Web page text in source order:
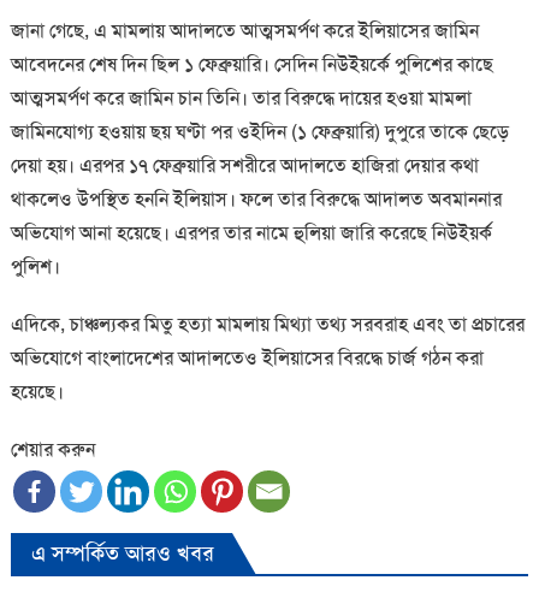
জানা গেছে, এ মামলায় আদালতে আত্মসমর্পণ করে ইলিয়াসের জামিন
আবেদনের শেষ দিন ছিল ১ ফেব্রুয়ারি। সেদিন নিউইয়র্কে পুলিশের কাছে
আত্মসমর্পণ করে জামিন চান তিনি। তার বিরুদ্ধে দায়ের হওয়া মামলা
জামিনযোগ্য হওয়ায় ছয় ঘণ্টা পর ওইদিন (১ ফেব্রুয়ারি) দুপুরে তাকে ছেড়ে
দেয়া হয়। এরপর ১৭ ফেব্রুয়ারি সশরীরে আদালতে হাজিরা দেয়ার কথা
থাকলেও উপস্থিত হননি ইলিয়াস। ফলে তার বিরুদ্ধে আদালত অবমাননার
অভিযোগ আনা হয়েছে। এরপর তার নামে হুলিয়া জারি করেছে নিউইয়র্ক
পুলিশ।
এদিকে, চাঞ্চল্যকর মিতু হত্যা মামলায় মিথ্যা তথ্য সরবরাহ এবং তা প্রচারের
অভিযোগে বাংলাদেশের আদালতেও ইলিয়াসের বিরদ্ধে চার্জ গঠন করা
হয়েছে।
শেয়ার করুন
এ সম্পর্কিত আরও খবর